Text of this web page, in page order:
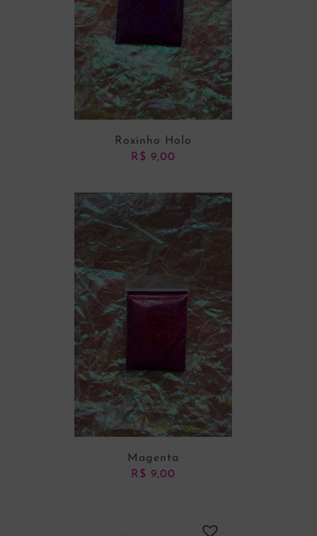
ADICIONAR AO CARRINHO
Roxinho Holo
R$ 9,00
Magenta
R$ 9,00